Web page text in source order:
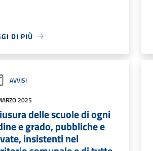
DI PIÙ
AVVISI
2025
delle scuole di ogni
e grado, pubbliche e
insistenti nel